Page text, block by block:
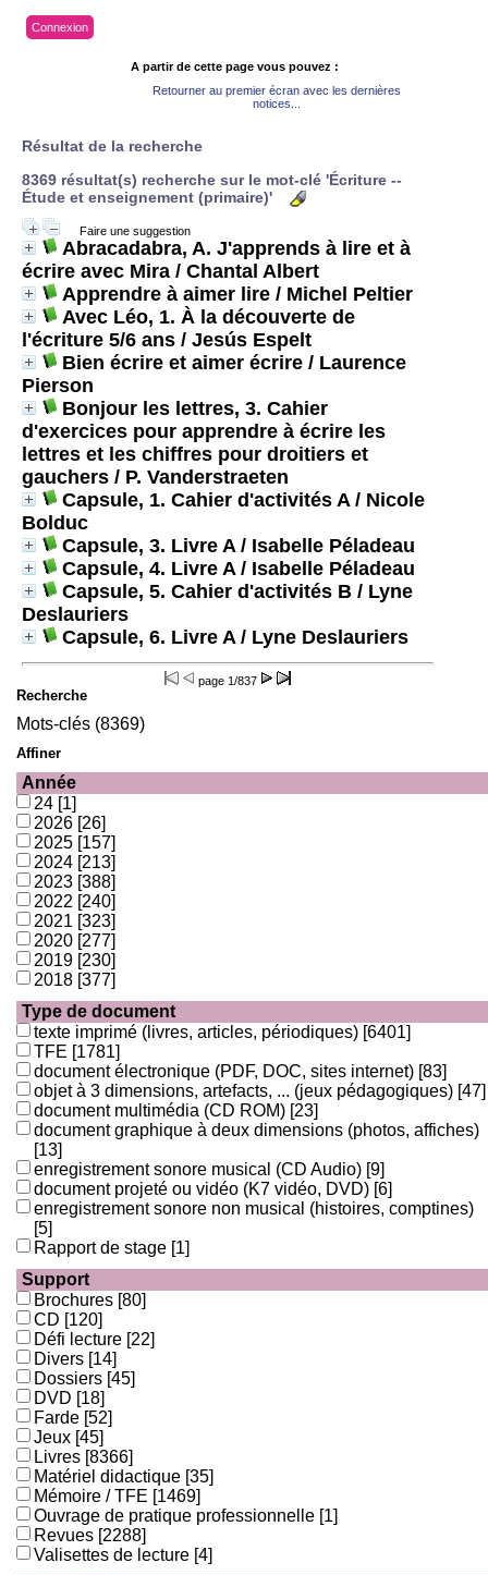
Connexion
A partir de cette page vous pouvez :
Retourner au premier écran avec les dernières
notices...
Résultat de la recherche
8369 résultat(s) recherche sur le mot-clé 'Écriture --
Étude et enseignement (primaire)'
Faire une suggestion
Abracadabra, A. J'apprends à lire et à
écrire avec Mira / Chantal Albert
Apprendre à aimer lire / Michel Peltier
Avec Léo, 1. À la découverte de
l'écriture 5/6 ans / Jesús Espelt
Bien écrire et aimer écrire / Laurence
Pierson
Bonjour les lettres, 3. Cahier
d'exercices pour apprendre à écrire les
lettres et les chiffres pour droitiers et
gauchers / P. Vanderstraeten
Capsule, 1. Cahier d'activités A / Nicole
Bolduc
Capsule, 3. Livre A / Isabelle Péladeau
Capsule, 4. Livre A / Isabelle Péladeau
Capsule, 5. Cahier d'activités B / Lyne
Deslauriers
Capsule, 6. Livre A / Lyne Deslauriers
page 1/837
Recherche
Mots-clés (8369)
Affiner
Année
24 [1]
2026 [26]
2025 [157]
2024 [213]
2023 [388]
2022 [240]
2021 [323]
2020 [277]
2019 [230]
2018 [377]
Type de document
texte imprimé (livres, articles, périodiques) [6401]
TFE [1781]
document électronique (PDF, DOC, sites internet) [83]
objet à 3 dimensions, artefacts, ... (jeux pédagogiques) [47]
document multimédia (CD ROM) [23]
document graphique à deux dimensions (photos, affiches)
[13]
enregistrement sonore musical (CD Audio) [9]
document projeté ou vidéo (K7 vidéo, DVD) [6]
enregistrement sonore non musical (histoires, comptines)
[5]
Rapport de stage [1]
Support
Brochures [80]
CD [120]
Défi lecture [22]
Divers [14]
Dossiers [45]
DVD [18]
Farde [52]
Jeux [45]
Livres [8366]
Matériel didactique [35]
Mémoire / TFE [1469]
Ouvrage de pratique professionnelle [1]
Revues [2288]
Valisettes de lecture [4]